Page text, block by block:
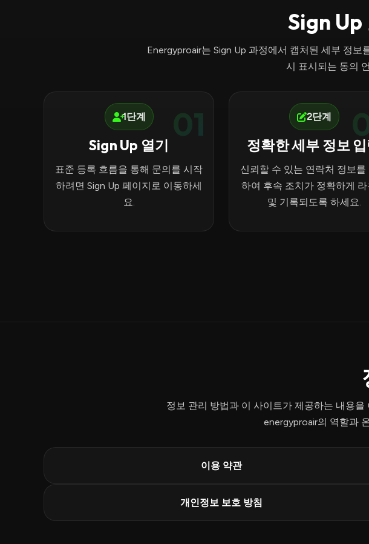
Sign Up
Energyproair는 Sign Up 과정에서 캡처된 세부 정
시 표시되는 동의
01
1단계
Sign Up 열기
표준 등록 흐름을 통해 문의를 시작
하려면 Sign Up 페이지로 이동하세
요.
2단계
정확한 세부 정보
신뢰할 수 있는 연락처 정보를
하여 후속 조치가 정확하게 라
및 기록되도록 하세요.
정보 관리 방법과 이 사이트가 제공하는 내용
energyproair의 역할과
이용 약관
개인정보 보호 방침